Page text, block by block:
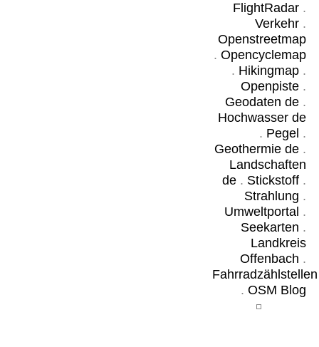
FlightRadar.
Verkehr.
Openstreetmap
. Opencyclemap
. Hikingmap.
Openpiste.
Geodaten de.
Hochwasser de
. Pegel .
Geothermie de.
Landschaften
de. Stickstoff.
Strahlung .
Umweltportal .
Seekarten .
Landkreis
Offenbach .
Fahrradzählstellen
. OSM Blog